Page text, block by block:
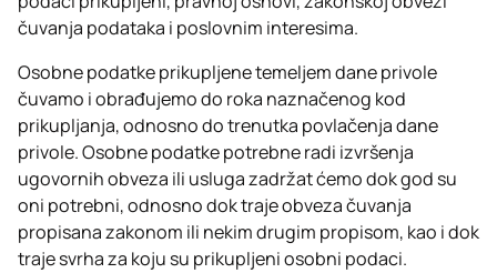
čuvanja podataka i poslovnim interesima.
Osobne podatke prikupljene temeljem dane privole
čuvamo i obrađujemo do roka naznačenog kod
prikupljanja, odnosno do trenutka povlačenja dane
privole. Osobne podatke potrebne radi izvršenja
ugovornih obveza ili usluga zadržat ćemo dok god su
oni potrebni, odnosno dok traje obveza čuvanja
propisana zakonom ili nekim drugim propisom, kao i dok
traje svrha za koju su prikupljeni osobni podaci.